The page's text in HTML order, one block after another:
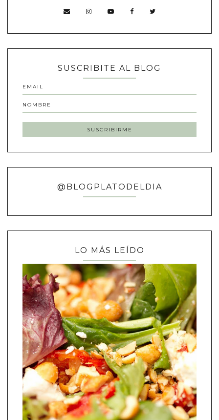
SUSCRIBITE AL BLOG
@BLOGPLATODELDIA
LO MÁS LEÍDO